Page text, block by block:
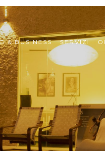
& BUSINESS SERVIZI